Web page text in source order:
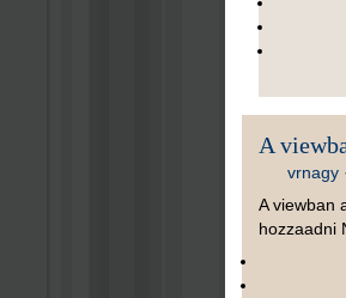
A
vrnagy·
A viewban
hozzaadni